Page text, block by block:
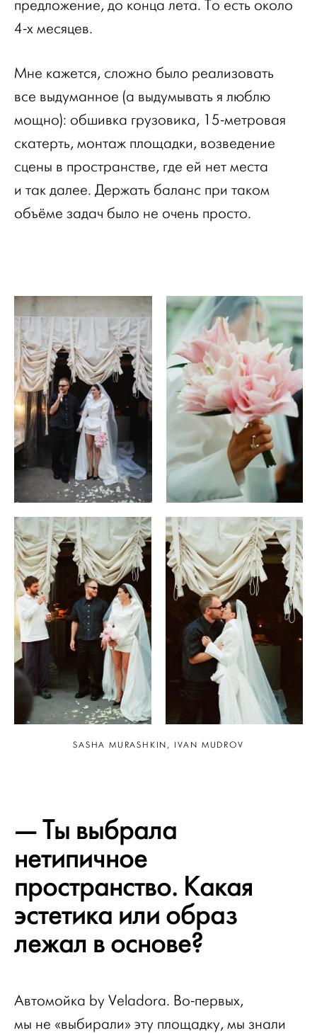
предложение, до конца лета. То есть около
4-х месяцев.
Мне кажется, сложно было реализовать
все выдуманное (а выдумывать я люблю
мощно): обшивка грузовика, 15-метровая
скатерть, монтаж площадки, возведение
сцены в пространстве, где ей нет места
и так далее. Держать баланс при таком
объёме задач было не очень просто.
SASHA MURASHKIN, IVAN MUDROV
— Ты выбрала
нетипичное
пространство. Какая
эстетика или образ
лежал в основе?
Автомойка by Veladora. Во-первых,
мы не «выбирали» эту площадку, мы знали